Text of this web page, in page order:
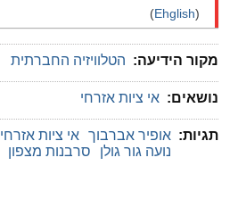
(Ehglish)
מקור הידיעה: הטלוויזיה החברתית
נושאים: אי ציות אזרחי
תגיות: אופיר אברבוך אי ציות אזרחי
נועה גור גולן
סרבנות מצפון